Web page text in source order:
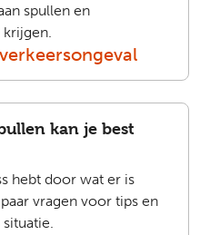
spullen en
kan je best
hebt door wat er is
vragen voor tips en